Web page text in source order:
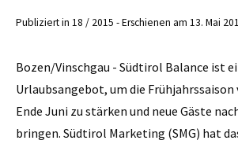
Publiziert in 18 / 2015 - Erschienen am 13. Mai
Bozen/Vinschgau - Südtirol ­Balance ist
Urlaubsangebot, um die Frühjahrssaison
Ende Juni zu stärken und neue Gäste
bringen. Südtirol Marketing (SMG) hat